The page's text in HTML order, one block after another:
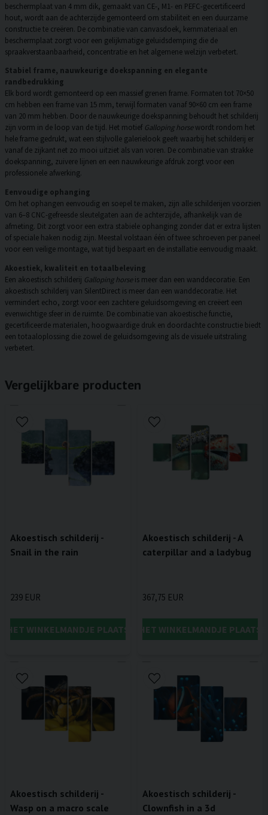
beschermplaat van 4 mm dik, gemaakt van CE-, M1- en PEFC-gecertificeerd
hout, wordt aan de achterzijde gemonteerd om stabiliteit en een duurzame
constructie te creëren. De combinatie van canvasdoek, kernmateriaal en
beschermplaat zorgt voor een gelijkmatige geluidsdemping die de
spraakverstaanbaarheid, concentratie en het algemene welzijn verbetert.
Stabiel frame, nauwkeurige doekspanning en elegante
randbedrukking
Elk bord wordt gemonteerd op een massief grenen frame. Formaten tot 70×50
cm hebben een frame van 15 mm, terwijl formaten vanaf 90×60 cm een frame
van 20 mm hebben. Door de nauwkeurige doekspanning behoudt het schilderij
zijn vorm in de loop van de tijd. Het motief Galloping horsewordt rondom het
hele frame gedrukt, wat een stijlvolle galerielook geeft waarbij het schilderij er
vanaf de zijkant net zo mooi uitziet als van voren. De combinatie van strakke
doekspanning, zuivere lijnen en een nauwkeurige afdruk zorgt voor een
professionele afwerking.
Eenvoudige ophanging
Om het ophangen eenvoudig en soepel te maken, zijn alle schilderijen voorzien
van 6–8 CNC-gefreesde sleutelgaten aan de achterzijde, afhankelijk van de
afmeting. Dit zorgt voor een extra stabiele ophanging zonder dat er extra lijsten
of speciale haken nodig zijn. Meestal volstaan één of twee schroeven per paneel
voor een veilige montage, wat tijd bespaart en de installatie eenvoudig maakt.
Akoestiek, kwaliteit en totaalbeleving
Een akoestisch schilderij Galloping horseis meer dan een wanddecoratie. Een
akoestisch schilderij van SilentDirect is meer dan een wanddecoratie. Het
vermindert echo, zorgt voor een zachtere geluidsomgeving en creëert een
evenwichtige sfeer in de ruimte. De combinatie van akoestische functie,
gecertificeerde materialen, hoogwaardige druk en doordachte constructie biedt
een totaaloplossing die zowel de geluidsomgeving als de visuele uitstraling
verbetert.
Vergelijkbare producten
Akoestisch schilderij -
Snail in the rain
239 EUR
HET WINKELMANDJE PLAATSEN
Akoestisch schilderij - A
caterpillar and a ladybug
367,75 EUR
IN HET WINKELMANDJE
Akoestisch schilderij -
Wasp on a macro scale
Akoestisch schilderij -
Clownfish in a 3d